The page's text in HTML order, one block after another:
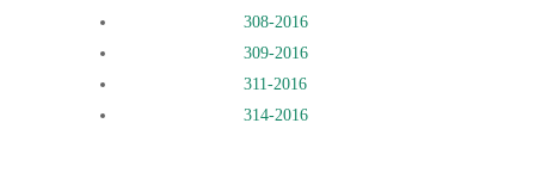
308-2016
309-2016
311-2016
314-2016